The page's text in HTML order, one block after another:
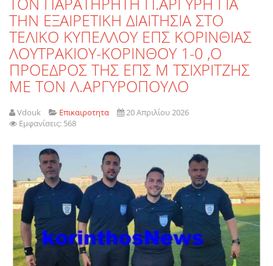
ΤΗΝ ΕΞΑΙΡΕΤΙΚΗ ΔΙΑΙΤΗΣΙΑ ΣΤΟ
ΤΕΛΙΚΟ ΚΥΠΕΛΛΟΥ ΕΠΣ ΚΟΡΙΝΘΙΑΣ
ΛΟΥΤΡΑΚΙΟΥ-ΚΟΡΙΝΘΟΥ 1-0 ,Ο
ΠΡΟΕΔΡΟΣ ΤΗΣ ΕΠΣ Μ ΤΣΙΧΡΙΤΖΗΣ
ΜΕ ΤΟΝ Λ.ΑΡΓΥΡΟΠΟΥΛΟ
Vdouk Επικαιροτητα
20 Απριλίου 2026
Εμφανίσεις: 568